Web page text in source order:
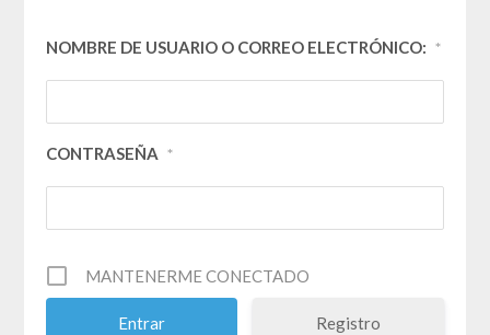
NOMBRE DE USUARIO O CORREO ELECTRÓNICO: *
CONTRASEÑA *
MANTENERME CONECTADO
Registro